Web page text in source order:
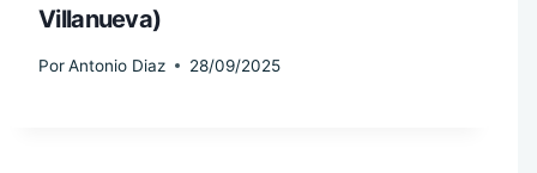
Villanueva)
PorAntonio Diaz 28/09/2025